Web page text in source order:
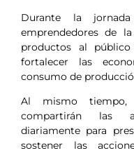
Durante la
emprendedores de
productos al
fortalecer las
consumo de
Al mismo tiempo,
compartirán las
diariamente para
sostener las